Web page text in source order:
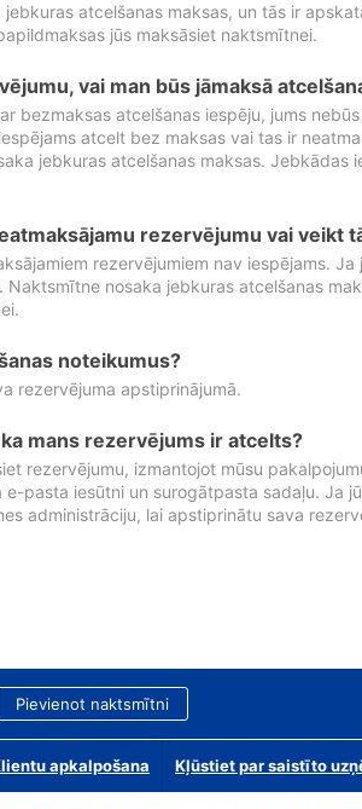
atcelšanas maksas, un tās ir
jūs maksāsiet naktsmītnei.
vai man būs jāmaksā
bezmaksas atcelšanas iespēju, jums
atcelt bez maksas vai tas ir
jebkuras atcelšanas maksas. Jebkādas
rezervējumu vai veikt
rezervējumiem nav iespējams.
Naktsmītne nosaka jebkuras atcelšanas
noteikumus?
rezervējuma apstiprinājumā.
mans rezervējums ir atcelts?
rezervējumu, izmantojot mūsu
e-pasta iesūtni un surogātpasta sadaļu. Ja
administrāciju, lai apstiprinātu sava
Pievienot naktsmītni
apkalpošana Kļūstiet par saistīto